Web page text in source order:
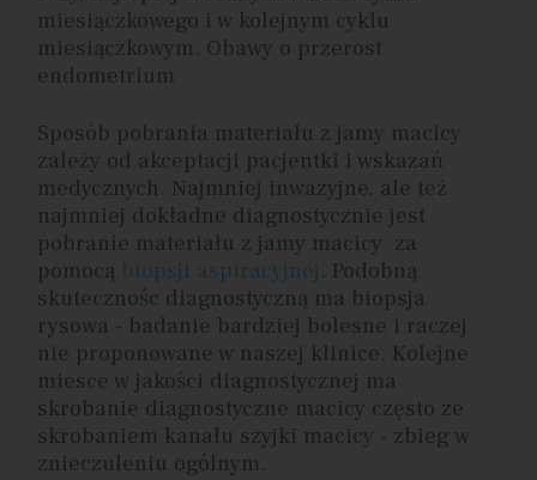
miesiączkowego i w kolejnym cyklu
miesiączkowym. Obawy o przerost
endometrium
Sposób pobrania materiału z jamy macicy
zależy od akceptacji pacjentki i wskazań
medycznych. Najmniej inwazyjne, ale też
najmniej dokładne diagnostycznie jest
pobranie materiału z jamy macicy za
pomocą biopsji aspiracyjnej . Podobną
skutecznośc diagnostyczną ma biopsja
rysowa - badanie bardziej bolesne i raczej
nie proponowane w naszej klinice. Kolejne
miesce w jakości diagnostycznej ma
skrobanie diagnostyczne macicy często ze
skrobaniem kanału szyjki macicy - zbieg w
znieczuleniu ogólnym.